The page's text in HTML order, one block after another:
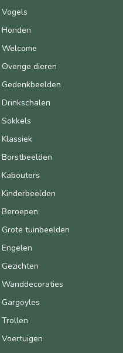
Vogels
Honden
Welcome
Overige dieren
Gedenkbeelden
Drinkschalen
Sokkels
Klassiek
Borstbeelden
Kabouters
Kinderbeelden
Beroepen
Grote tuinbeelden
Engelen
Gezichten
Wanddecoraties
Gargoyles
Trollen
Voertuigen